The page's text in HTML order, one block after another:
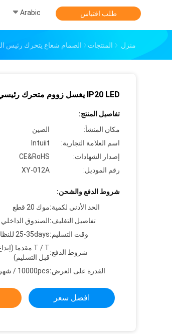
Arabic طلب اقتباس
منزل المنتجات الصمام شعاع يتحرك رئيس
IP20 LED يغسل زووم متحرك رئيسي ضوء
تفاصيل المنتج:
مكان المنشأ:
الصين
اسم العلامة التجارية:
Intuiit
إصدار الشهادات:
CE&RoHS
رقم الموديل:
XY-012A
شروط الدفع والشحن:
الحد الأدنى لكمية:موك 20 قطع
تفاصيل التغليف:الصندوق
وقت التسليم:25-35days للنظام الشامل
شروط الدفع:
قبل التسليم)
القدرة على العرض:10000pcs / شهر
افضل سعر